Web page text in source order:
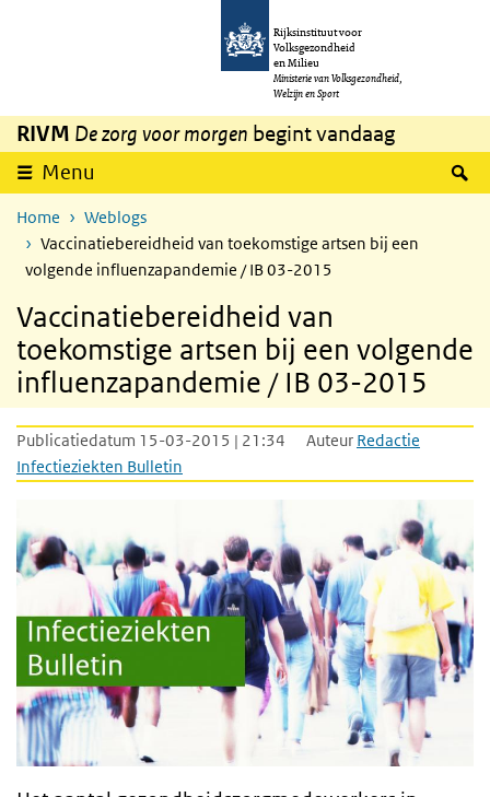
Overslaan en naar de inhoud gaan
Rijksinstituut voor
Volksgezondheid
en Milieu
Ministerie van Volksgezondheid,
Welzijn en Sport
RIVM De zorg voor morgen begint vandaag
Menu
Home
Weblogs
Vaccinatiebereidheid van toekomstige artsen bij een
volgende influenzapandemie / IB 03-2015
Vaccinatiebereidheid van
toekomstige artsen bij een volgende
influenzapandemie / IB 03-2015
Publicatiedatum 15-03-2015 | 21:34 Auteur Redactie
Infectieziekten Bulletin